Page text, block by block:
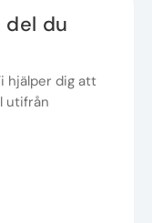
del du
hjälper dig att
utifrån